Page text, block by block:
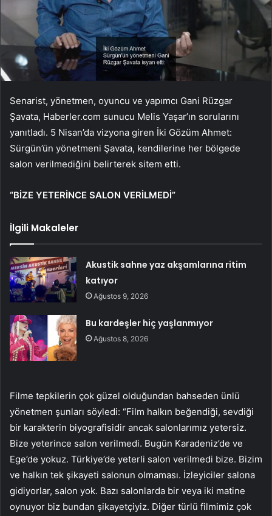
Senarist, yönetmen, oyuncu ve yapımcı Gani Rüzgar
Şavata, Haberler.com sunucu Melis Yaşar’ın sorularını
yanıtladı. 5 Nisan’da vizyona giren İki Gözüm Ahmet:
Sürgün’ün yönetmeni Şavata, kendilerine her bölgede
salon verilmediğini belirterek sitem etti.
“BİZE YETERİNCE SALON VERİLMEDİ”
İlgili Makaleler
Akustik sahne yaz akşamlarına ritim
katıyor
Ağustos 9, 2026
Bu kardeşler hiç yaşlanmıyor
Ağustos 8, 2026
Filme tepkilerin çok güzel olduğundan bahseden ünlü
yönetmen şunları söyledi: “Film halkın beğendiği, sevdiği
bir karakterin biyografisidir ancak salonlarımız yetersiz.
Bize yeterince salon verilmedi. Bugün Karadeniz’de ve
Ege’de yokuz. Türkiye’de yeterli salon verilmedi bize. Bizim
ve halkın tek şikayeti salonun olmaması. İzleyiciler salona
gidiyorlar, salon yok. Bazı salonlarda bir veya iki matine
oynuyor biz bundan şikayetçiyiz. Diğer türlü filmimiz çok